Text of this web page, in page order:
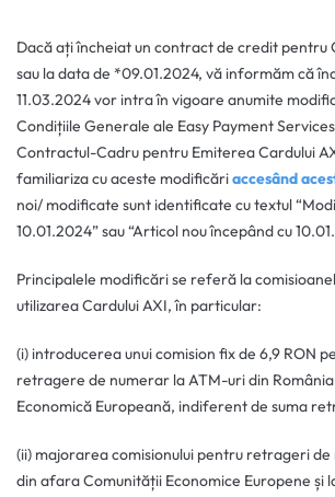
Dacă ați încheiat un contract de credit pentru
sau la data de *09.01.2024, vă informăm că
11.03.2024 vor intra în vigoare anumite
Condițiile Generale ale Easy Payment
Contractul-Cadru pentru Emiterea Cardului
familiariza cu aceste modificăriaccesând
noi/ modificate sunt identificate cu textul
10.01.2024” sau “Articol nou începând cu
Principalele modificări se referă la
utilizarea Cardului AXI, în particular:
(i) introducerea unui comision fix de 6,9 RON
retragere de numerar la ATM-uri din
Economică Europeană, indiferent de suma
(ii) majorarea comisionului pentru retrageri
din afara Comunității Economice Europene și